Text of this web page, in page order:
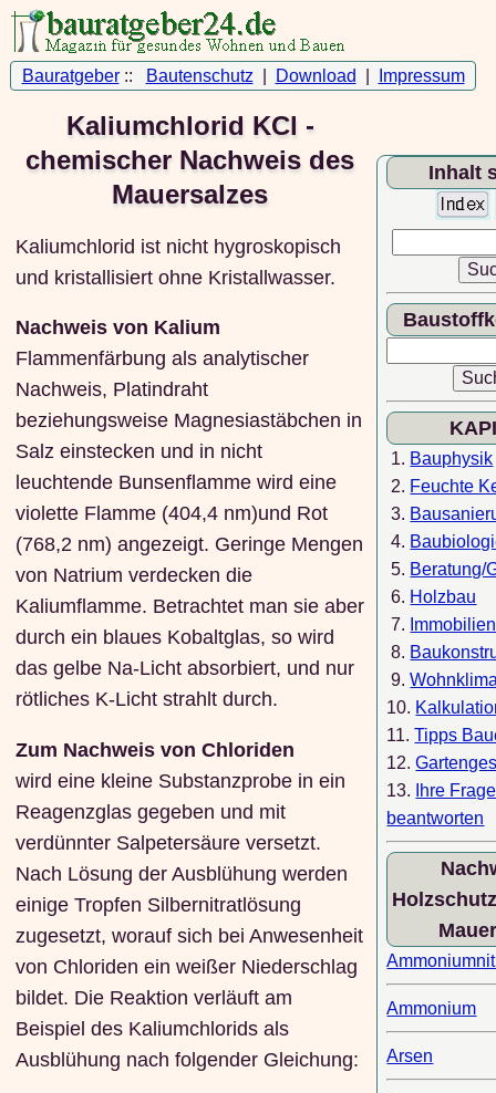
Bauratgeber:: Bautenschutz Download Impressum
Kaliumchlorid KCl -
chemischer Nachweis des
Mauersalzes
Kaliumchlorid ist nicht hygroskopisch
und kristallisiert ohne Kristallwasser.
Nachweis von Kalium
Flammenfärbung als analytischer
Nachweis, Platindraht
beziehungsweise Magnesiastäbchen in
Salz einstecken und in nicht
leuchtende Bunsenflamme wird eine
violette Flamme (404,4 nm)und Rot
(768,2 nm) angezeigt. Geringe Mengen
von Natrium verdecken die
Kaliumflamme. Betrachtet man sie aber
durch ein blaues Kobaltglas, so wird
das gelbe Na-Licht absorbiert, und nur
rötliches K-Licht strahlt durch.
Zum Nachweis von Chloriden
wird eine kleine Substanzprobe in ein
Reagenzglas gegeben und mit
verdünnter Salpetersäure versetzt.
Nach Lösung der Ausblühung werden
einige Tropfen Silbernitratlösung
zugesetzt, worauf sich bei Anwesenheit
von Chloriden ein weißer Niederschlag
bildet. Die Reaktion verläuft am
Beispiel des Kaliumchlorids als
Ausblühung nach folgender Gleichung:
Inhalt
1. Bauphysik
2. Feuchte
3.
4.
5. Beratung/
6. Holzbau
7. Immobilien
8.
9.
10.
11.Tipps
12.
13.
Ihre
beantworten
Ammonium
Arsen